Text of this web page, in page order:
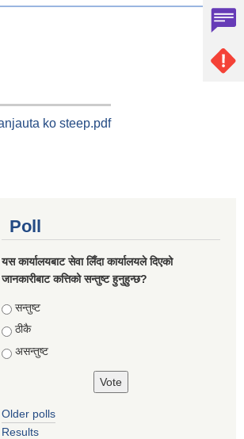
ko steep.pdf
Poll
यस कार्यालयबाट सेवा लिँदा कार्यालयले दिएको
जानकारीबाट कत्तिको सन्तुष्ट हुनुहुन्छ?
Choices
सन्तुष्ट
ठीकै
असन्तुष्ट
Older polls
Results